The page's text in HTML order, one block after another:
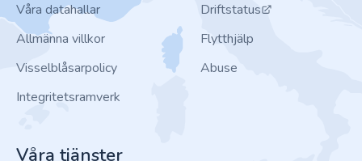
Våra datahallar
Allmänna villkor
Visselblåsarpolicy
Integritetsramverk
Driftstatus
Flytthjälp
Abuse
Våra tjänster